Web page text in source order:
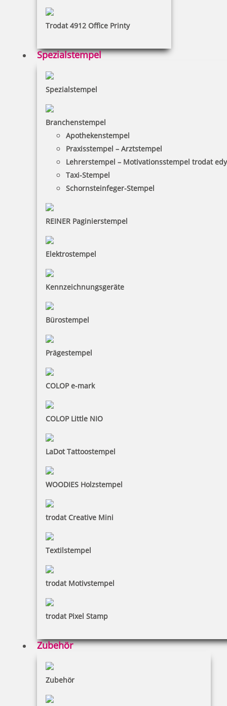
Trodat 4912 Office Printy
Spezialstempel
Spezialstempel
Branchenstempel
Apothekenstempel
Praxisstempel – Arztstempel
Lehrerstempel – Motivationsstempel trodat
Taxi-Stempel
Schornsteinfeger-Stempel
REINER Paginierstempel
Elektrostempel
Kennzeichnungsgeräte
Bürostempel
Prägestempel
COLOP e-mark
COLOP Little NIO
LaDot Tattoostempel
WOODIES Holzstempel
trodat Creative Mini
Textilstempel
trodat Motivstempel
trodat Pixel Stamp
Zubehör
Zubehör